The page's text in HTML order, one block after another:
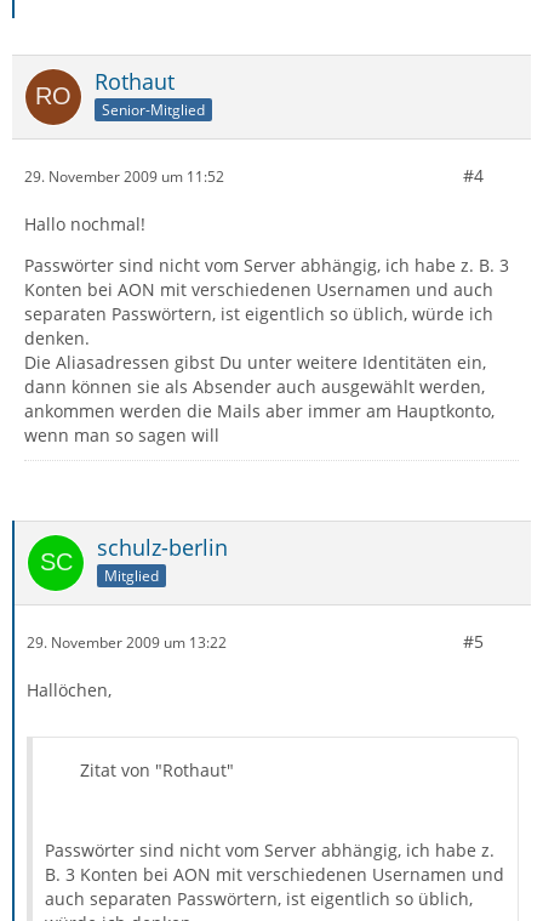
Rothaut
Senior-Mitglied
29. November 2009 um 11:52 #4
Hallo nochmal!
Passwörter sind nicht vom Server abhängig, ich habe z. B. 3
Konten bei AON mit verschiedenen Usernamen und auch
separaten Passwörtern, ist eigentlich so üblich, würde ich
denken.
Die Aliasadressen gibst Du unter weitere Identitäten ein,
dann können sie als Absender auch ausgewählt werden,
ankommen werden die Mails aber immer am Hauptkonto,
wenn man so sagen will
schulz-berlin
Mitglied
29. November 2009 um 13:22 #5
Hallöchen,
Zitat von "Rothaut"
Passwörter sind nicht vom Server abhängig, ich habe z.
B. 3 Konten bei AON mit verschiedenen Usernamen und
auch separaten Passwörtern, ist eigentlich so üblich,